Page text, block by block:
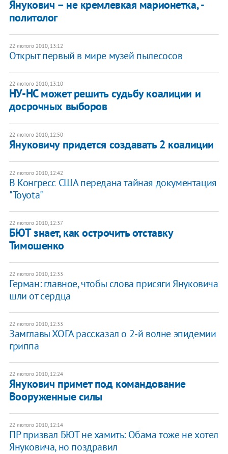
Янукович – не кремлевкая марионетка, -
политолог
22 лютого 2010, 13:12
Открыт первый в мире музей пылесосов
22 лютого 2010, 13:10
НУ-НС может решить судьбу коалиции и
досрочных выборов
22 лютого 2010, 12:50
Януковичу придется создавать 2 коалиции
22 лютого 2010, 12:42
В Конгресс США передана тайная документация
"Toyota"
22 лютого 2010, 12:37
БЮТ знает, как острочить отставку
Тимошенко
22 лютого 2010, 12:33
Герман: главное, чтобы слова присяги Януковича
шли от сердца
22 лютого 2010, 12:33
Замглавы ХОГА рассказал о 2-й волне эпидемии
гриппа
22 лютого 2010, 12:24
Янукович примет под командование
Вооруженные силы
22 лютого 2010, 12:14
ПР призвал БЮТ не хамить: Обама тоже не хотел
Януковича, но поздравил